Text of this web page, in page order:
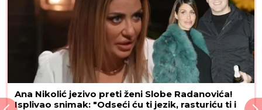
Ana Nikolić jezivo preti ženi Slobe Radanovića!
Isplivao snimak: "Odseći ću ti jezik, rasturiću ti i